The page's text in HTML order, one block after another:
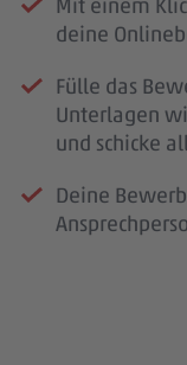
Mit einem
deine
Fülle das
Unterlagen
und schicke
Deine